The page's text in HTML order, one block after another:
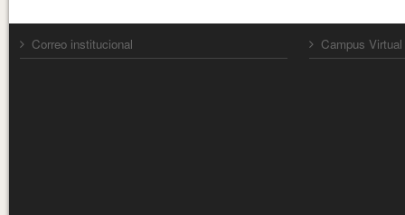
Correo institucional Campus